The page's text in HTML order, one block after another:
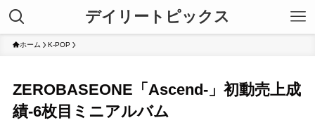
デイリートピックス
ホーム K-POP
ZEROBASEONE「Ascend-」初動売上成
績-6枚目ミニアルバム